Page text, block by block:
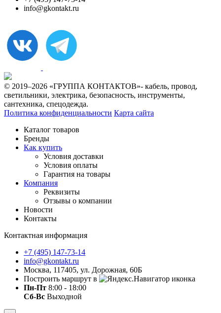
info@gkontakt.ru
© 2019–2026 «ГРУППА КОНТАКТОВ»- кабель, провод,
светильники, электрика, безопасность, инструменты,
сантехника, спецодежда.
Политика конфиденциальности Карта сайта
Каталог товаров
Бренды
Как купить
Условия доставки
Условия оплаты
Гарантия на товары
Компания
Реквизиты
Отзывы о компании
Новости
Контакты
Контактная информация
+7 (495) 147-73-14
info@gkontakt.ru
Москва, 117405, ул. Дорожная, 60Б
Построить маршрут в
Пн-Пт 8:00 - 18:00
Сб-Вс Выходной